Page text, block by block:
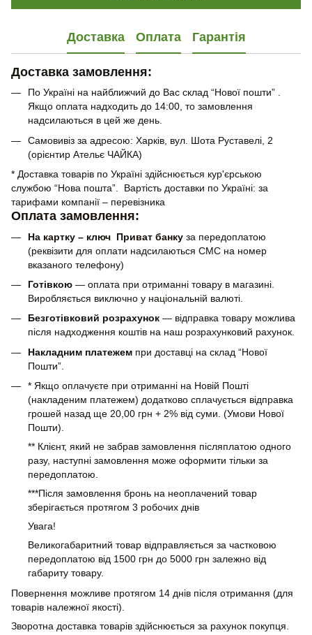
Доставка Оплата Гарантія
Доставка замовлення:
По Україні на найближчий до Вас склад “Нової пошти” .
Якщо оплата надходить до 14:00, то замовлення
надсилаються в цей же день.
Самовивіз за адресою: Харків, вул. Шота Руставелі, 2
(орієнтир Ательє ЧАЙКА)
* Доставка товарів по Україні здійснюється кур'єрською
службою “Нова пошта”. Вартість доставки по Україні: за
тарифами компанії – перевізника
Оплата замовлення:
На картку – ключ Приват банку за передоплатою
(реквізити для оплати надсилаються СМС на номер
вказаного телефону)
Готівкою — оплата при отриманні товару в магазині.
Виробляється виключно у національній валюті.
Безготівковий розрахунок — відправка товару можлива
після надходження коштів на наш розрахунковий рахунок.
Накладним платежем при доставці на склад “Нової
Пошти”.
* Якщо оплачуєте при отриманні на Новій Пошті
(накладеним платежем) додатково сплачується відправка
грошей назад ще 20,00 грн + 2% від суми. (Умови Нової
Пошти).
** Клієнт, який не забрав замовлення післяплатою одного
разу, наступні замовлення може оформити тільки за
передоплатою.
***Після замовлення бронь на неоплачений товар
зберігається протягом 3 робочих днів
Увага!
Великогабаритний товар відправляється за частковою
передоплатою від 1500 грн до 5000 грн залежно від
габариту товару.
Повернення можливе протягом 14 днів після отримання (для
товарів належної якості).
Зворотна доставка товарів здійснюється за рахунок покупця.